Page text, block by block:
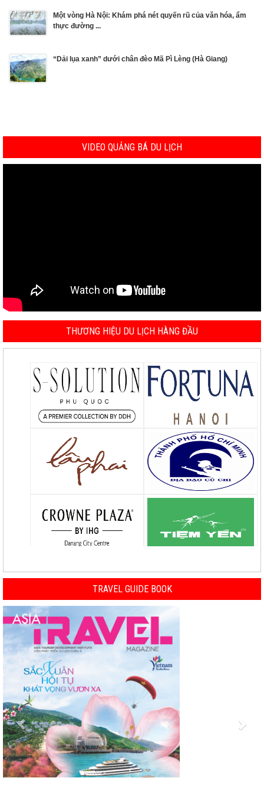
Một vòng Hà Nội: Khám phá nét quyến rũ của văn hóa, ẩm
thực đường ...
“Dải lụa xanh” dưới chân đèo Mã Pì Lèng (Hà Giang)
VIDEO QUẢNG BÁ DU LỊCH
THƯƠNG HIỆU DU LỊCH HÀNG ĐẦU
TRAVEL GUIDE BOOK
Previous